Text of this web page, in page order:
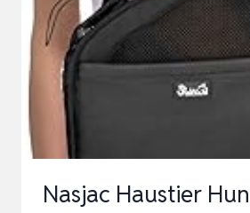
KLEINEN
UND
MITTLEREN
HUND,
–
Nasjac Haustier